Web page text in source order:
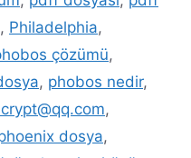
, Philadelphia,
çözümü,
, phobos nedir,
,
dosya,